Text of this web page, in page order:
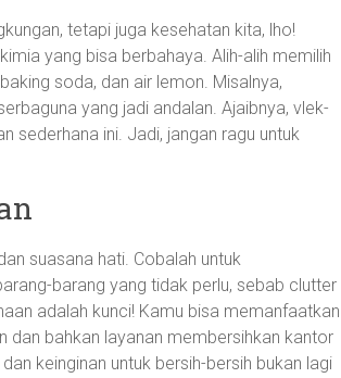
tetapi juga kesehatan kita, lho!
yang bisa berbahaya. Alih-alih memilih
soda, dan air lemon. Misalnya,
yang jadi andalan. Ajaibnya, vlek-
sederhana ini. Jadi, jangan ragu untuk
suasana hati. Cobalah untuk
barang yang tidak perlu, sebab clutter
adalah kunci! Kamu bisa memanfaatkan
dan bahkan layanan membersihkan kantor
keinginan untuk bersih-bersih bukan lagi